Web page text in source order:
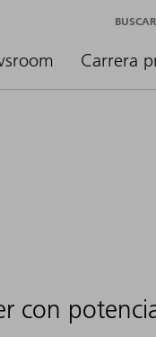
Carrera
BUSCAR
con